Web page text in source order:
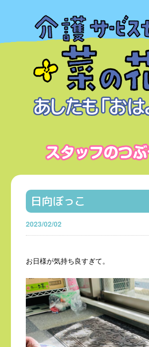
日向ぼっこ
2023/02/02
お日様が気持ち良すぎて。